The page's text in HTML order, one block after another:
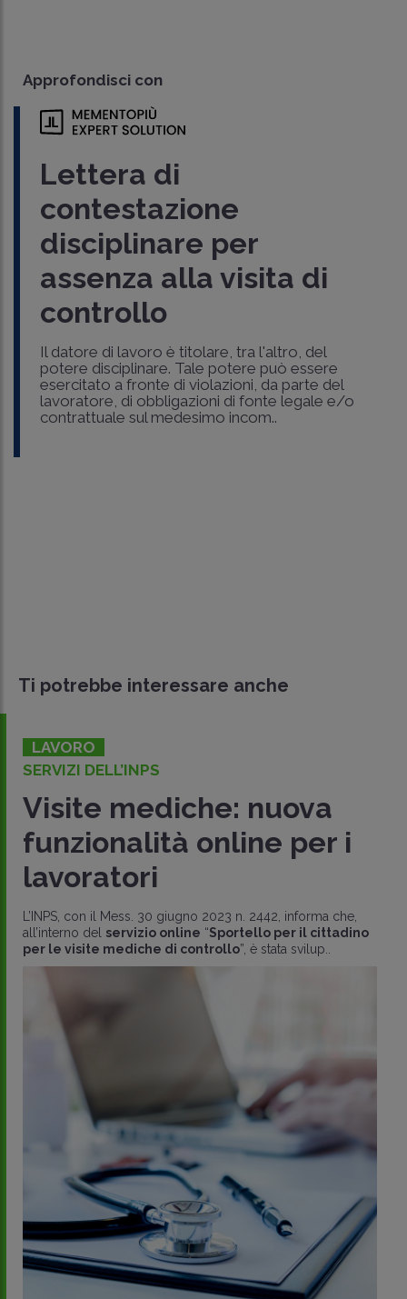
Approfondisci con
Lettera di
contestazione
disciplinare per
assenza alla visita di
controllo
Il datore di lavoro è titolare, tra l'altro, del
potere disciplinare. Tale potere può essere
esercitato a fronte di violazioni, da parte del
lavoratore, di obbligazioni di fonte legale e/o
contrattuale sul medesimo incom..
Ti potrebbe interessare anche
LAVORO
SERVIZI DELL’INPS
Visite mediche: nuova
funzionalità online per i
lavoratori
L’INPS, con il Mess. 30 giugno 2023 n. 2442, informa che,
all’interno del servizio online “Sportello per il cittadino
per le visite mediche di controllo”, è stata svilup..